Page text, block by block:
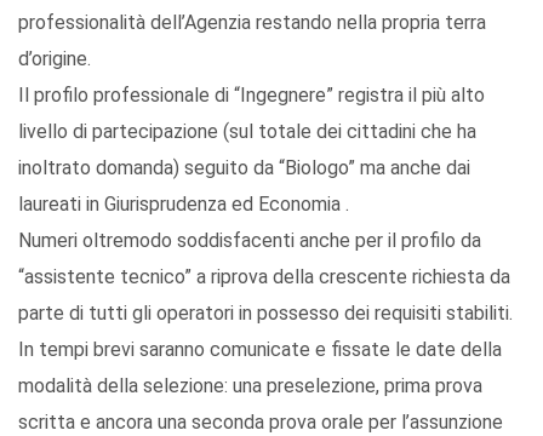
professionalità dell’Agenzia restando nella propria terra
d’origine.
Il profilo professionale di “Ingegnere” registra il più alto
livello di partecipazione (sul totale dei cittadini che ha
inoltrato domanda) seguito da “Biologo” ma anche dai
laureati in Giurisprudenza ed Economia .
Numeri oltremodo soddisfacenti anche per il profilo da
“assistente tecnico” a riprova della crescente richiesta da
parte di tutti gli operatori in possesso dei requisiti stabiliti.
In tempi brevi saranno comunicate e fissate le date della
modalità della selezione: una preselezione, prima prova
scritta e ancora una seconda prova orale per l’assunzione